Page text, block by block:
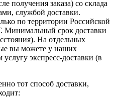
получения заказа) со склада
службой доставки.
по территории Российской
срок доставки
На отдельных
вы можете у наших
экспресс-доставки (в
тот способ доставки,